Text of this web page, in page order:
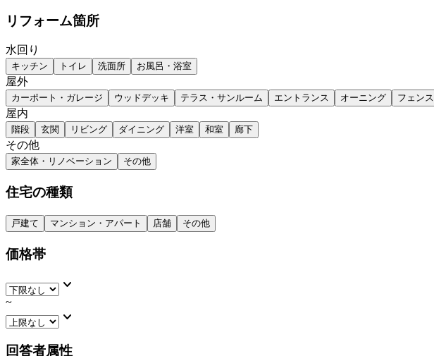
リフォーム箇所
水回り
キッチン トイレ 洗面所 お風呂・浴室
屋外
カーポート・ガレージ ウッドデッキ テラス・サンルーム エントランス オーニング フェンス
屋内
階段 玄関 リビング ダイニング 洋室 和室 廊下
その他
家全体・リノベーション その他
住宅の種類
戸建て マンション・アパート 店舗 その他
価格帯
keyboard_arrow_down
~
keyboard_arrow_down
回答者属性